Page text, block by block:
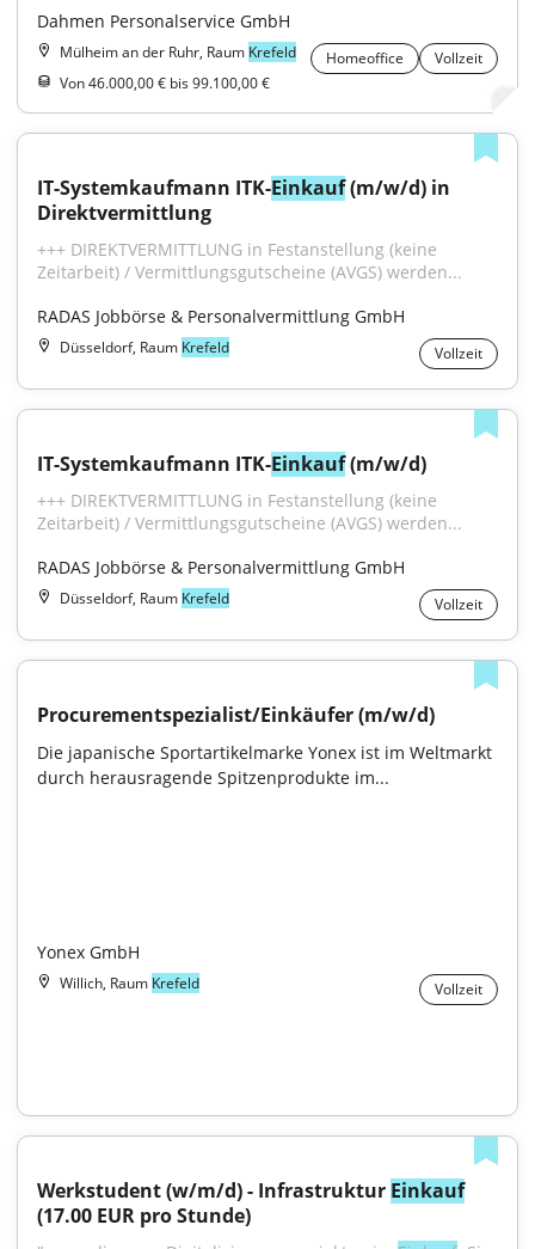
Dahmen Personalservice GmbH
Mülheim an der Ruhr, Raum Krefeld Homeoffice
Vollzeit
Von 46.000,00 € bis 99.100,00 €
IT-Systemkaufmann ITK-Einkauf (m/w/d) in
Direktvermittlung
+++ DIREKTVERMITTLUNG in Festanstellung (keine
Zeitarbeit) / Vermittlungsgutscheine (AVGS) werden...
RADAS Jobbörse & Personalvermittlung GmbH
Düsseldorf, Raum Krefeld Vollzeit
IT-Systemkaufmann ITK-Einkauf (m/w/d)
+++ DIREKTVERMITTLUNG in Festanstellung (keine
Zeitarbeit) / Vermittlungsgutscheine (AVGS) werden...
RADAS Jobbörse & Personalvermittlung GmbH
Düsseldorf, Raum Krefeld Vollzeit
Procurementspezialist/Einkäufer (m/w/d)
Die japanische Sportartikelmarke Yonex ist im Weltmarkt
durch herausragende Spitzenprodukte im...
Yonex GmbH
Willich, Raum Krefeld Vollzeit
Werkstudent (w/m/d) - Infrastruktur Einkauf
(17.00 EUR pro Stunde)